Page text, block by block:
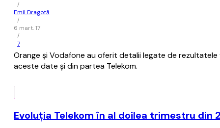
/
Emil Dragotă
/
6 mart. 17
/
7
Orange și Vodafone au oferit detalii legate de
aceste date și din partea Telekom.
Evoluția Telekom în al doilea trimestru din